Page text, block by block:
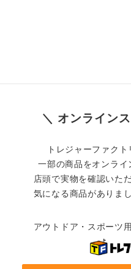
＼ オンライン
トレジャーファクト
一部の商品をオンライ
店頭で実物を確認いた
気になる商品がありま
アウトドア・スポーツ